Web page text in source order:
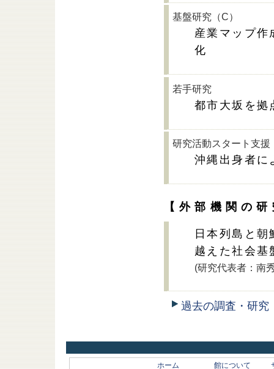
基盤研究（C）
産業マップ作
化
若手研究
都市大坂を拠
研究活動スタート支援
沖縄出身者に
【外部機関の
日本列島と
越えた社会基
(研究代表者：南
過去の調査・研究
ホーム 館について